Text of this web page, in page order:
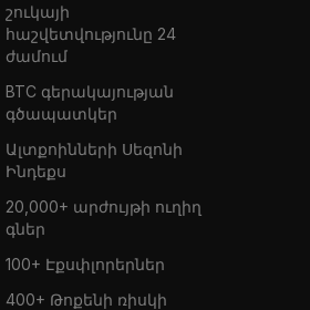
շուկայի
հաշվետվությունը 24
ժամում
BTC գերակայության
գծապատկեր
Ալտքոինների Սեզոնի
Ինդեքս
20,000+ արժույթի ուղիղ
գներ
100+ Էքսփլորերներ
400+ Թոքենի ռիսկի